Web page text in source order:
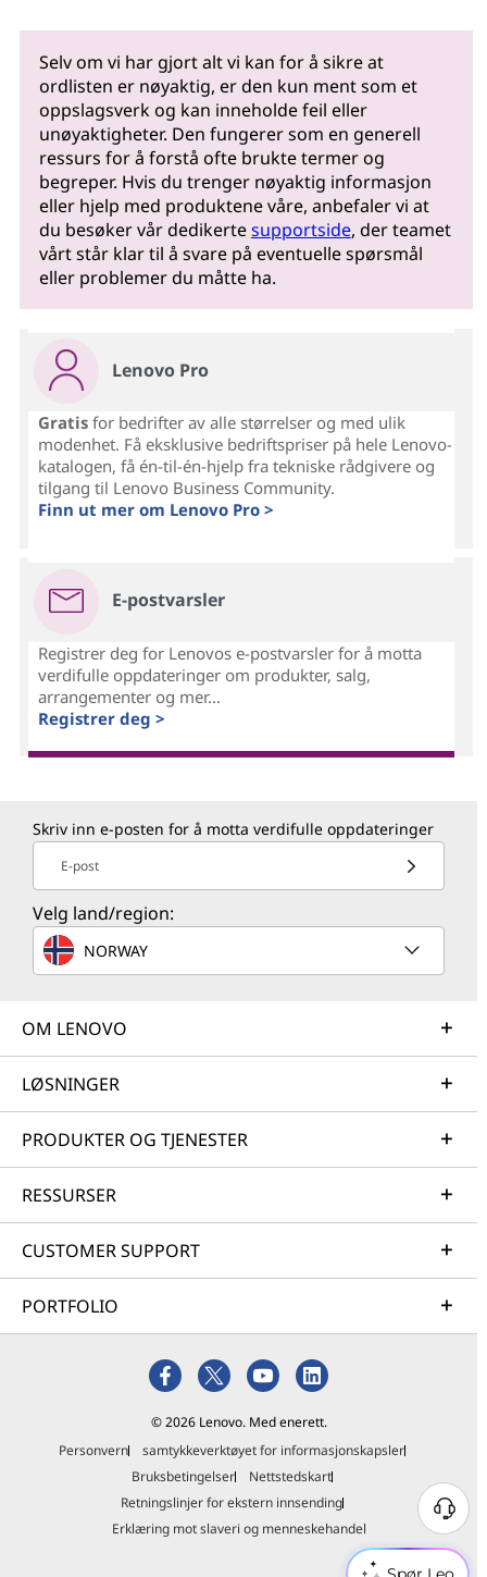
Selv om vi har gjort alt vi kan for å sikre at
ordlisten er nøyaktig, er den kun ment som et
oppslagsverk og kan inneholde feil eller
unøyaktigheter. Den fungerer som en generell
ressurs for å forstå ofte brukte termer og
begreper. Hvis du trenger nøyaktig informasjon
eller hjelp med produktene våre, anbefaler vi at
du besøker vår dedikertesupportside, der teamet
vårt står klar til å svare på eventuelle spørsmål
eller problemer du måtte ha.
Lenovo Pro
Gratisfor bedrifter av alle størrelser og med ulik
modenhet. Få eksklusive bedriftspriser på hele Lenovo-
katalogen, få én-til-én-hjelp fra tekniske rådgivere og
tilgang til Lenovo Business Community.
Finn ut mer om Lenovo Pro >
E-postvarsler
Registrer deg for Lenovos e-postvarsler for å motta
verdifulle oppdateringer om produkter, salg,
arrangementer og mer...
Registrer deg >
Skriv inn e-posten for å motta verdifulle oppdateringer
E-post
Velg land/region:
NORWAY
OM LENOVO
LØSNINGER
PRODUKTER OG TJENESTER
RESSURSER
CUSTOMER SUPPORT
PORTFOLIO
© 2026 Lenovo. Med enerett.
Personvern
samtykkeverktøyet for informasjonskapsler
Bruksbetingelser
Nettstedskart
Retningslinjer for ekstern innsending
Erklæring mot slaveri og menneskehandel